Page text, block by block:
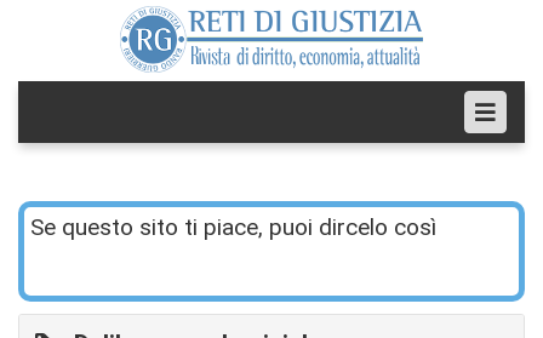
Se questo sito ti piace, puoi dircelo così